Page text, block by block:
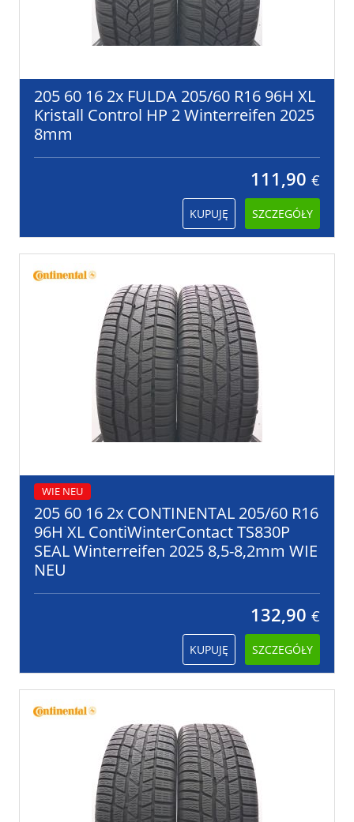
205 60 16 2x FULDA 205/60 R16 96H XL
Kristall Control HP 2 Winterreifen 2025
8mm
111,90 €
KUPUJĘ SZCZEGÓŁY
WIE NEU
205 60 16 2x CONTINENTAL 205/60 R16
96H XL ContiWinterContact TS830P
SEAL Winterreifen 2025 8,5-8,2mm WIE
NEU
132,90 €
KUPUJĘ SZCZEGÓŁY